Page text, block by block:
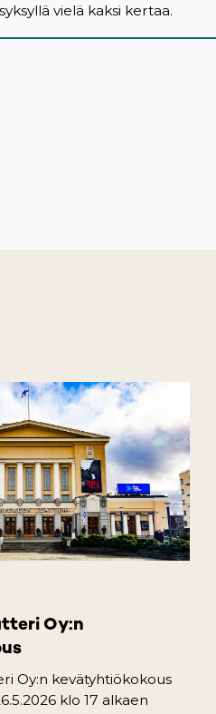
vielä kaksi kertaa.
tab)
in a new tab)
Oy:n
Oy:n kevätyhtiökokous
klo 17 alkaen